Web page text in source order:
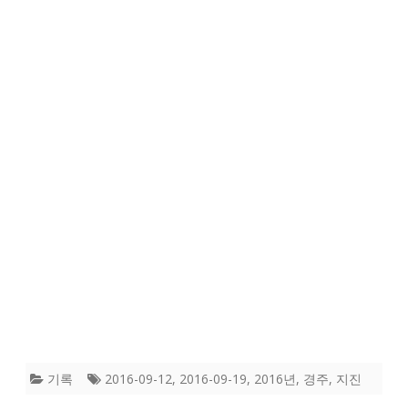
기록 2016-09-12, 2016-09-19, 2016년, 경주, 지진